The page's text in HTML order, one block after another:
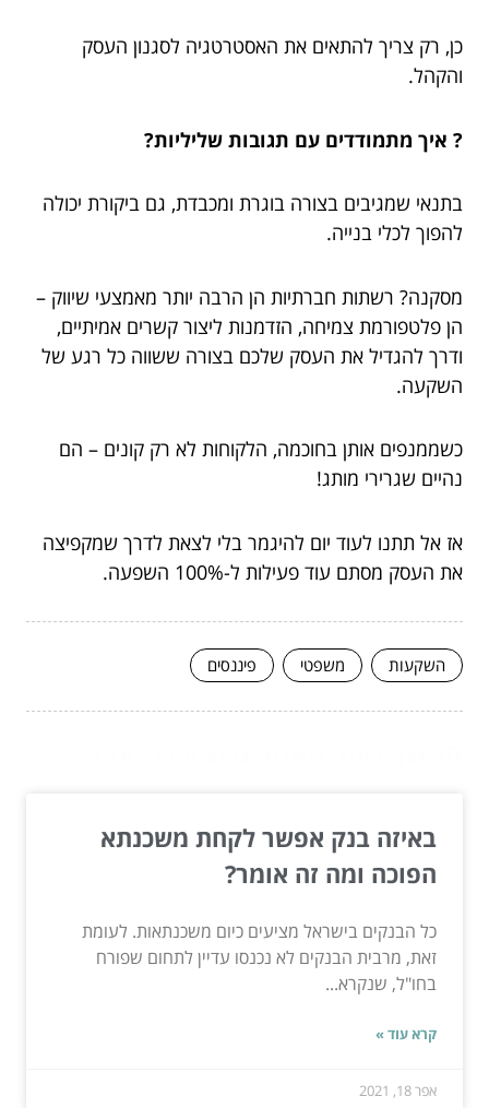
כן, רק צריך להתאים את האסטרטגיה לסגנון העסק
והקהל.
? איך מתמודדים עם תגובות שליליות?
בתנאי שמגיבים בצורה בוגרת ומכבדת, גם ביקורת יכולה
להפוך לכלי בנייה.
מסקנה? רשתות חברתיות הן הרבה יותר מאמצעי שיווק –
הן פלטפורמת צמיחה, הזדמנות ליצור קשרים אמיתיים,
ודרך להגדיל את העסק שלכם בצורה ששווה כל רגע של
השקעה.
כשממנפים אותן בחוכמה, הלקוחות לא רק קונים – הם
נהיים שגרירי מותג!
אז אל תתנו לעוד יום להיגמר בלי לצאת לדרך שמקפיצה
את העסק מסתם עוד פעילות ל-100% השפעה.
השקעות משפטי פיננסים
באיזה בנק אפשר לקחת משכנתא
הפוכה ומה זה אומר?
כל הבנקים בישראל מציעים כיום משכנתאות. לעומת
זאת, מרבית הבנקים לא נכנסו עדיין לתחום שפורח
בחו"ל, שנקרא...
קרא עוד »
אפר 18, 2021